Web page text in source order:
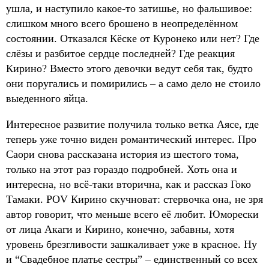
ушла, и наступило какое-то затишье, но фальшивое:
слишком много всего брошено в неопределённом
состоянии. Отказался Кёске от Куронеко или нет? Где
слёзы и разбитое сердце последней? Где реакция
Кирино? Вместо этого девочки ведут себя так, будто
они поругались и помирились – а само дело не стоило
выеденного яйца.
Интересное развитие получила только ветка Аясе, где
теперь уже точно виден романтический интерес. Про
Саори снова рассказана история из шестого тома,
только на этот раз гораздо подробней. Хоть она и
интересна, но всё-таки вторична, как и рассказ Гоко
Тамаки. POV Кирино скучноват: стервочка она, не зря
автор говорит, что меньше всего её любит. Юморески
от лица Акаги и Кирино, конечно, забавны, хотя
уровень брезгливости зашкаливает уже в красное. Ну
и “Свадебное платье сестры” – единственный со всех